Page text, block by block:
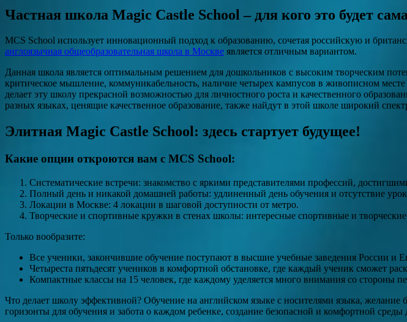
Частная школа Magic Castle School – для кого это будет
MCS School использует инновационный подход к образованию, сочетая российскую и
англоязычная общеобразовательная школа в Москве является отличным вариантом.
Данная школа является оптимальным решением для дошкольников с высоким творческим
критическое мышление, коммуникабельность, наличие четырех кампусов в живописном
делает эту школу прекрасной возможностью для личностного роста и качественного
разных языках, ценящие качественное образование, также найдут в этой школе широкий
Элитная Magic Castle School: здесь стартует будущее!
Какие опции откроются вам с MCS School:
Систематические встречи: знакомство с яркими представителями профессий,
Полный день и никакой домашней работы: удлиненный день обучения и отсутствие
Локации в Москве: 4 локации в шаговой доступности от метро.
Творческие и спортивные кружки в стенах школы: интересные спортивные и
Только вообразите:
Все ученики, закончившие обучение поступают в высшие учебные заведения России и
Четыреста пятьдесят учеников в комфортной обстановке, где каждый ученик сможет
Компактные классы на 15 человек, где каждому уделяется много внимания со стороны
Что делает школу эффективной? Обучение на английском языке с носителями языка,
горизонты для обучения и забота о каждом ребенке, создание безопасной и комфортной среды